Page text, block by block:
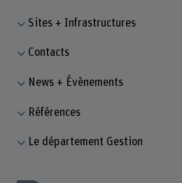
Sites + Infrastructures
Contacts
News + Évènements
Références
Le département Gestion